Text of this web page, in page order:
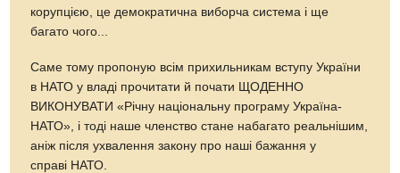
корупцією, це демократична виборча система і ще
багато чого...
Саме тому пропоную всім прихильникам вступу України
в НАТО у владі прочитати й почати ЩОДЕННО
ВИКОНУВАТИ «Річну національну програму Україна-
НАТО», і тоді наше членство стане набагато реальнішим,
аніж після ухвалення закону про наші бажання у
справі НАТО.